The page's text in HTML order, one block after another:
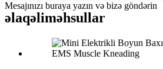
Mesajınızı buraya yazın və bizə göndərin
əlaqəliməhsullar